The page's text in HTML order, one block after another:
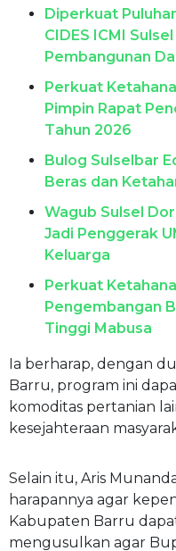
Diperkuat
CIDES ICMI
Pembangunan
Perkuat
Pimpin Rapat
Tahun 2026
Bulog Sulselbar
Beras dan
Wagub Sulsel
Jadi Penggerak
Keluarga
Perkuat
Pengembangan
Tinggi Mabusa
Ia berharap, dengan
Barru, program ini
komoditas pertanian
kesejahteraan
Selain itu, Aris
harapannya agar
Kabupaten Barru
mengusulkan agar